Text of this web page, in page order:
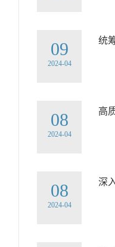
09
2024-04
统
08
2024-04
高
08
2024-04
深